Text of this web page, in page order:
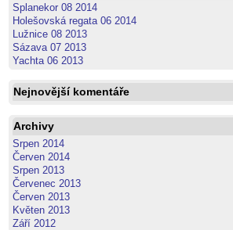
Splanekor 08 2014
Holešovská regata 06 2014
Lužnice 08 2013
Sázava 07 2013
Yachta 06 2013
Nejnovější komentáře
Archivy
Srpen 2014
Červen 2014
Srpen 2013
Červenec 2013
Červen 2013
Květen 2013
Září 2012